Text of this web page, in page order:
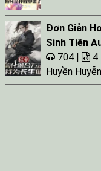
Đơn Giản
Sinh Tiên
704 |
4
Huyền Huyễn